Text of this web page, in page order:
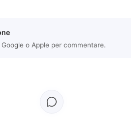
o Apple per commentare.